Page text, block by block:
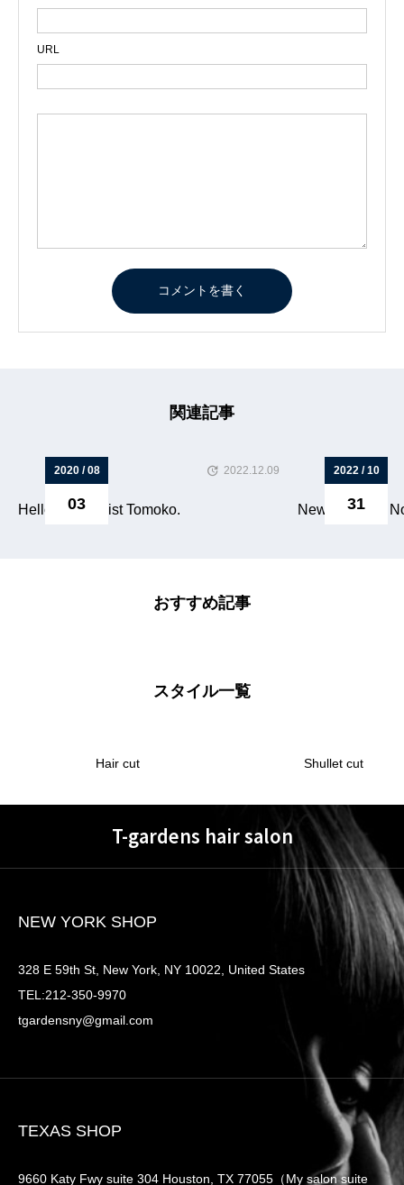
URL
関連記事
2020 / 08
03
2022.12.09
Hello! I’m Nailist Tomoko.
2022 / 10
31
Newsletter for
おすすめ記事
スタイル一覧
Hair cut Shullet cut
T-gardens hair salon
NEW YORK SHOP
328 E 59th St, New York, NY 10022, United States
TEL:212-350-9970
tgardensny@gmail.com
TEXAS SHOP
9660 Katy Fwy suite 304 Houston, TX 77055（My salon suite